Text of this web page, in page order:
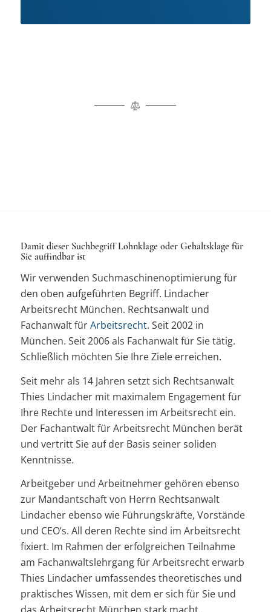
Damit dieser Suchbegriff Lohnklage oder Gehaltsklage für
Sie auffindbar ist
Wir verwenden Suchmaschinenoptimierung für
den oben aufgeführten Begriff. Lindacher
Arbeitsrecht München. Rechtsanwalt und
Fachanwalt fürArbeitsrecht. Seit 2002 in
München. Seit 2006 als Fachanwalt für Sie tätig.
Schließlich möchten Sie Ihre Ziele erreichen.
Seit mehr als 14 Jahren setzt sich Rechtsanwalt
Thies Lindacher mit maximalem Engagement für
Ihre Rechte und Interessen im Arbeitsrecht ein.
Der Fachantwalt für Arbeitsrecht München berät
und vertritt Sie auf der Basis seiner soliden
Kenntnisse.
Arbeitgeber und Arbeitnehmer gehören ebenso
zur Mandantschaft von Herrn Rechtsanwalt
Lindacher ebenso wie Führungskräfte, Vorstände
und CEO’s. All deren Rechte sind im Arbeitsrecht
fixiert. Im Rahmen der erfolgreichen Teilnahme
am Fachanwaltslehrgang für Arbeitsrecht erwarb
Thies Lindacher umfassendes theoretisches und
praktisches Wissen, mit dem er sich für Sie und